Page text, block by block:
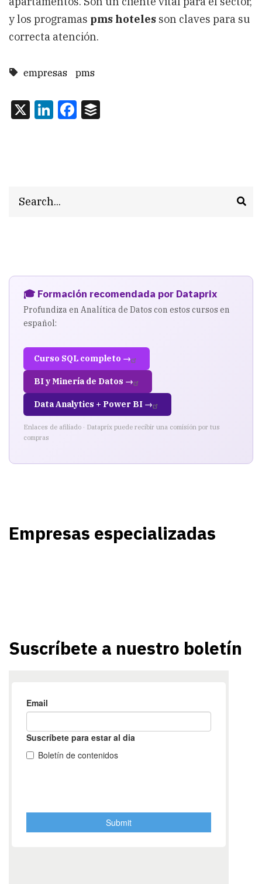
y los programas pms hoteles son claves para su
correcta atención.
empresas pms
X LinkedIn
Facebook
🎓 Formación recomendada por Dataprix
Profundiza en Analítica de Datos con estos cursos en
español:
Curso SQL completo →
BI y Minería de Datos →
Data Analytics + Power BI →
Enlaces de afiliado · Dataprix puede recibir una comisión por tus
compras
Empresas especializadas
Suscríbete a nuestro boletín